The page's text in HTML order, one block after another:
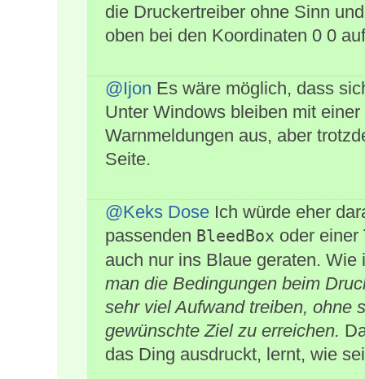
die Druckertreiber ohne Sinn
oben bei den Koordinaten 0 0
@Ijon Es wäre möglich, dass
Unter Windows bleiben mit
Warnmeldungen aus, aber
Seite.
@Keks Dose Ich würde eher
passenden BleedBox oder einer
auch nur ins Blaue geraten.
man die Bedingungen beim
sehr viel Aufwand treiben, ohne
gewünschte Ziel zu erreichen.
das Ding ausdruckt, lernt, wie